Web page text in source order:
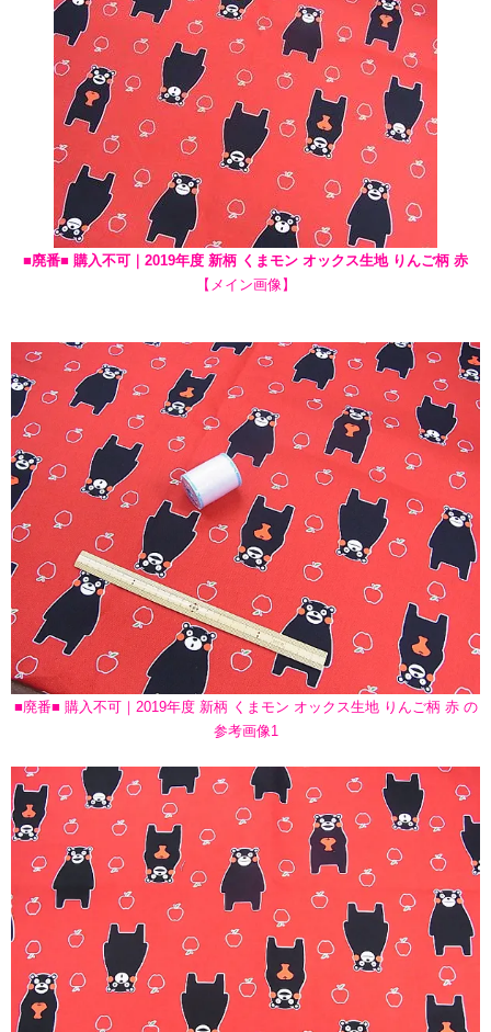
■廃番■ 購入不可｜2019年度 新柄 くまモン オックス生地 りんご柄 赤
【メイン画像】
■廃番■ 購入不可｜2019年度 新柄 くまモン オックス生地 りんご柄 赤 の
参考画像1